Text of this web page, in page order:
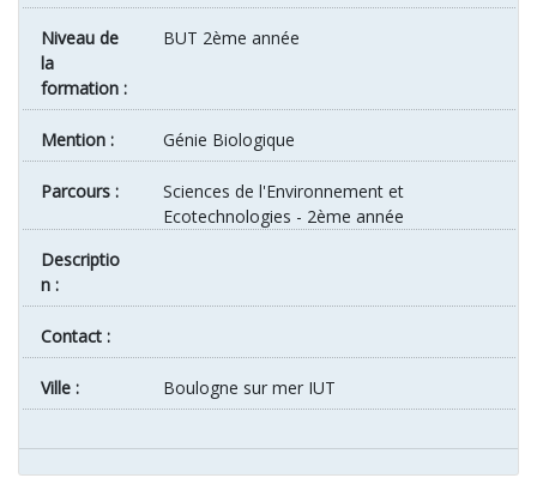
Niveau de
la
formation :
BUT 2ème année
Mention : Génie Biologique
Parcours :
Sciences de l'Environnement et
Ecotechnologies - 2ème année
Descriptio
n :
Contact :
ville : Boulogne sur mer IUT